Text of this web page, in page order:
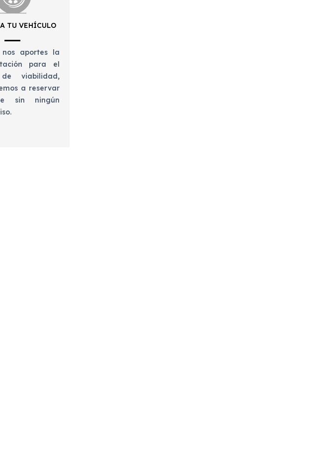
TU VEHÍCULO
aportes la
para el
viabilidad,
a reservar
sin ningún